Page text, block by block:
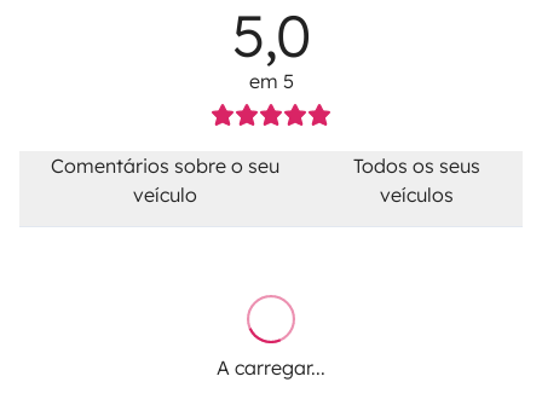
5,0
em 5
Comentários sobre o seu
veículo
Todos os seus
veículos
A carregar...